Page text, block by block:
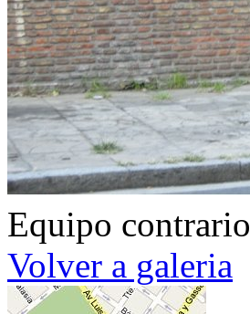
Equipo contrario
Volver a galeria